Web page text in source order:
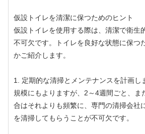
仮設トイレを清潔に保つためのヒント
仮設トイレを使用する際は、清潔で衛生
不可欠です。トイレを良好な状態に保つ
かご紹介します。
1. 定期的な清掃とメンテナンスを計画し
規模にもよりますが、2～4週間ごと、ま
合はそれよりも頻繁に、専門の清掃会社
を清掃してもらうことが不可欠です。